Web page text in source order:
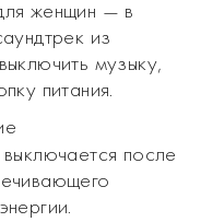
женщин — в
из
музыку,
питания.
после